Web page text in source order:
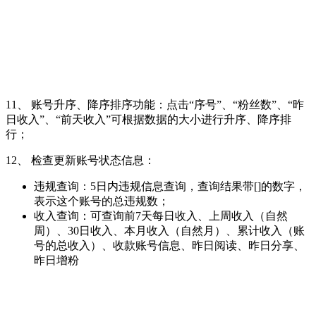
11、 账号升序、降序排序功能：点击“序号”、“粉丝数”、“昨
日收入”、“前天收入”可根据数据的大小进行升序、降序排
行；
12、 检查更新账号状态信息：
违规查询：5日内违规信息查询，查询结果带[]的数字，
表示这个账号的总违规数；
收入查询：可查询前7天每日收入、上周收入（自然
周）、30日收入、本月收入（自然月）、累计收入（账
号的总收入）、收款账号信息、昨日阅读、昨日分享、
昨日增粉